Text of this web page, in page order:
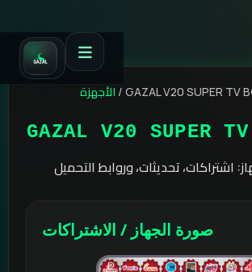
الأجهزة / GAZAL V20 SUPER TV
GAZAL V20 SUPER
اشتراكات، تحديثات، وروابط التحميل
صورة الجهاز / الاشتراكات